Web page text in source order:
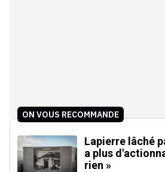
ON VOUS RECOMMANDE
Lapierre lâché
a plus
rien »